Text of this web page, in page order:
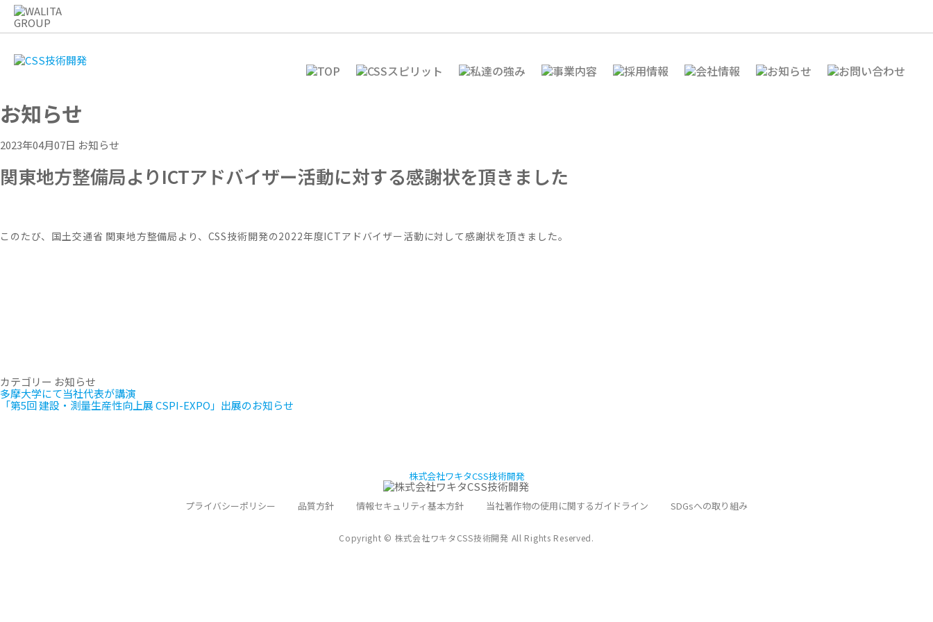
お知らせ
2023年04月07日 お知らせ
関東地方整備局よりICTアドバイザー活動に対する感謝状を頂きました
このたび、国土交通省 関東地方整備局より、CSS技術開発の2022年度ICTアドバイザー活動に対して感謝状を頂きました。
カテゴリー お知らせ
多摩大学にて当社代表が講演
「第5回 建設・測量生産性向上展 CSPI-EXPO」出展のお知らせ
プライバシーポリシー 品質方針 情報セキュリティ基本方針 当社著作物の使用に関するガイドライン SDGsへの取り組み
Copyright © 株式会社ワキタCSS技術開発 All Rights Reserved.